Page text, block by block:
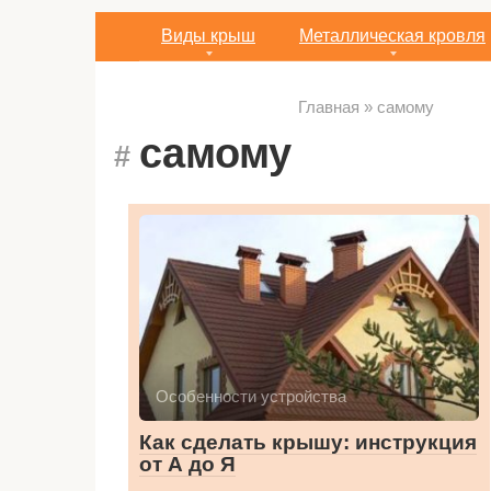
Виды крыш Металлическая кровля
Главная » самому
самому
Особенности устройства
Как сделать крышу: инструкция
от А до Я